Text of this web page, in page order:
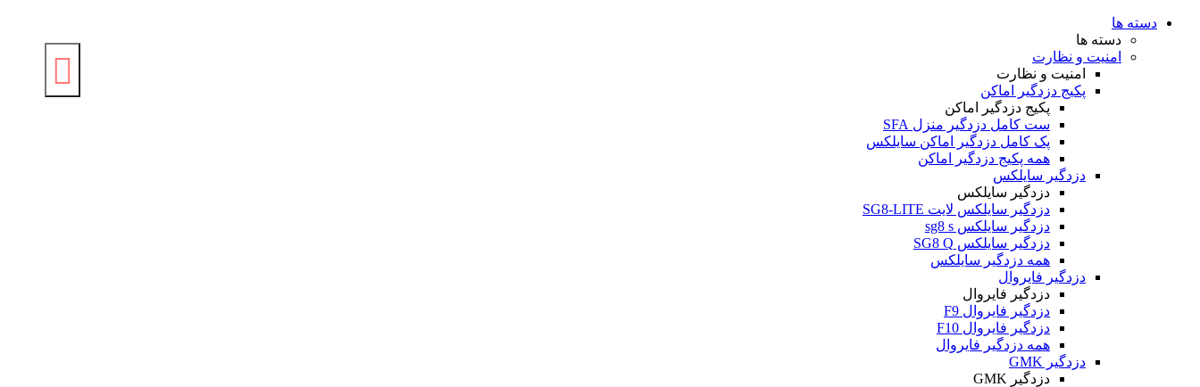
دسته ها
دسته ها
امنیت و نظارت
امنیت و نظارت
پکیج دزدگیر اماکن
پکیج دزدگیر اماکن
ست کامل دزدگیر منزل SFA
پک کامل دزدگیر اماکن سایلکس
همه پکیج دزدگیر اماکن
دزدگیر سایلکس
دزدگیر سایلکس
دزدگیر سایلکس لایت SG8-LITE
دزدگیر سایلکس sg8 s
دزدگیر سایلکس SG8 Q
همه دزدگیر سایلکس
دزدگیر فایروال
دزدگیر فایروال
دزدگیر فایروال F9
دزدگیر فایروال F10
همه دزدگیر فایروال
دزدگیر GMK
دزدگیر GMK